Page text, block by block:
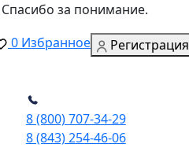
за понимание.
0 Избранное Регистрация
8 (800) 707-34-29
8 (843) 254-46-06